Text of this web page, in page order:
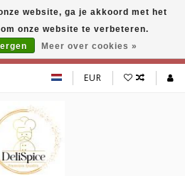
Indian grocery shop with
Daawat, Suhana, DeliSpice
more !!!
EUR
website, ga je akkoord met het
onze website te verbeteren.
Meer over cookies »